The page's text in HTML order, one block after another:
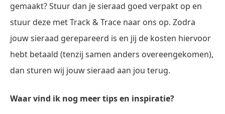
gemaakt? Stuur dan je sieraad goed verpakt op en
stuur deze met Track & Trace naar ons op. Zodra
jouw sieraad gerepareerd is en jij de kosten hiervoor
hebt betaald (tenzij samen anders overeengekomen),
dan sturen wij jouw sieraad aan jou terug.
Waar vind ik nog meer tips en inspiratie?